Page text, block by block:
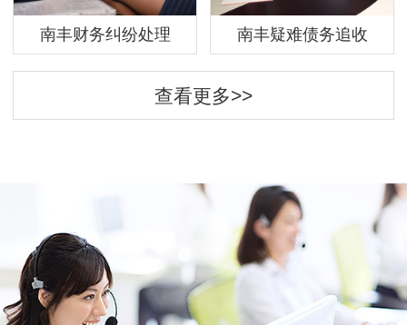
南丰财务纠纷处理 南丰疑难债务追收
查看更多>>